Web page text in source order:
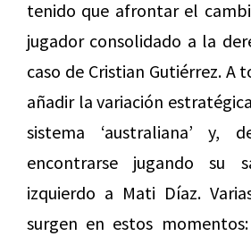
tenido que afrontar el
jugador consolidado a la
caso de Cristian Gutiérrez. A
añadir la variación
sistema ‘australiana’ y,
encontrarse jugando su
izquierdo a Mati Díaz.
surgen en estos